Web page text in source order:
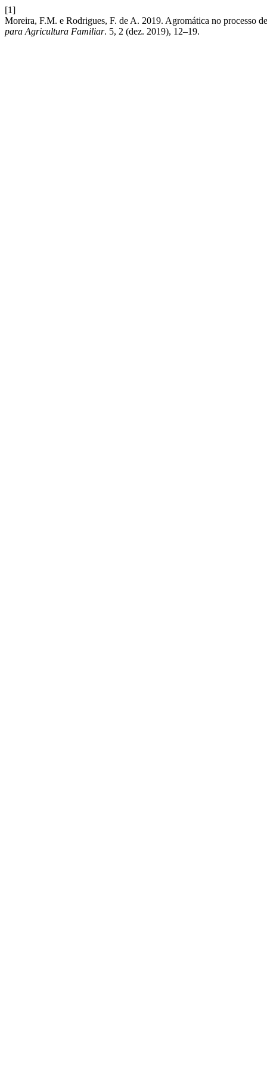
[1]
Moreira, F.M. e Rodrigues, F. de A. 2019. Agromática no processo
para Agricultura Familiar. 5, 2 (dez. 2019), 12–19.